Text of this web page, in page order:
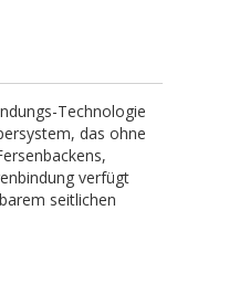
Technologie
das ohne
verfügt
seitlichen